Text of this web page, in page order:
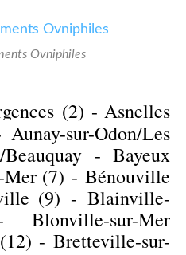
Ovniphiles
(2) - Asnelles
Aunay-sur-Odon/Les
- Bayeux
(7) - Bénouville
(9) - Blainville-
Blonville-sur-Mer
-Bretteville-sur-